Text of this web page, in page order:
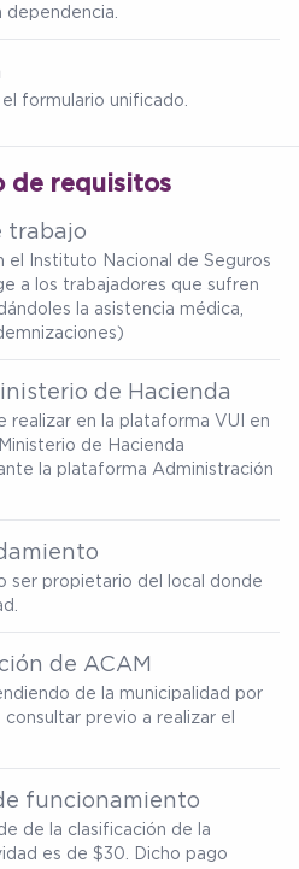
formulario unificado.
de requisitos
trabajo
el Instituto Nacional de Seguros
a los trabajadores que sufren
la asistencia médica,
de Hacienda
realizar en la plataforma VUI en
de Hacienda
la plataforma Administración
ser propietario del local donde
de ACAM
de la municipalidad por
previo a realizar el
funcionamiento
de la clasificación de la
es de $30. Dicho pago